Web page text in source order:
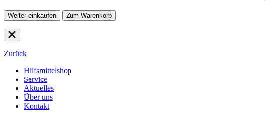
Weiter einkaufen Zum Warenkorb
Zurück
Hilfsmittelshop
Service
Aktuelles
Über uns
Kontakt